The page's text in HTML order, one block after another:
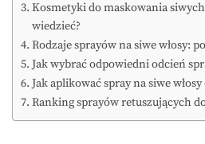
Kosmetyki do maskowania
wiedzieć?
Rodzaje sprayów na siwe włosy:
Jak wybrać odpowiedni odcień
Jak aplikować spray na siwe
Ranking sprayów retuszujących